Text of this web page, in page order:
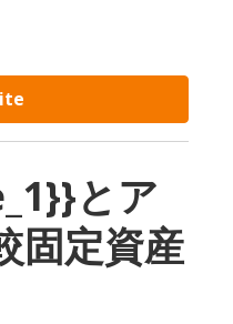
とア
固定資産